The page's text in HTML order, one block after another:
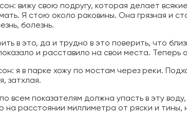
вижу свою подругу, которая делает
Я стою около раковины. Она грязная и
болезнь.
в это, да и трудно в это поверить, что
и расставило на свои места. Теперь
я в парке хожу по мостам через реки.
затхлая.
всем показателям должна упасть в эту
на расстоянии миллиметра от ряски и тины,